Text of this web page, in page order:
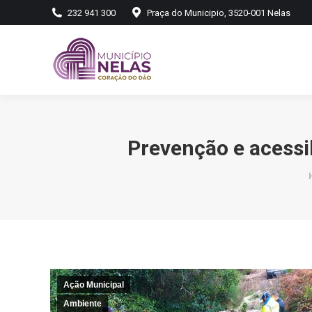
232 941 300 Praça do Municipio, 3520-001 Nelas
Prevenção e
Ação Municipal
Ambiente